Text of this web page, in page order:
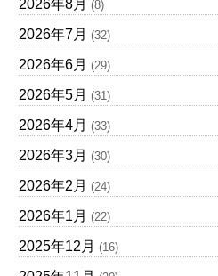
2026年8月 (8)
2026年7月 (32)
2026年6月 (29)
2026年5月 (31)
2026年4月 (33)
2026年3月 (30)
2026年2月 (24)
2026年1月 (22)
2025年12月 (16)